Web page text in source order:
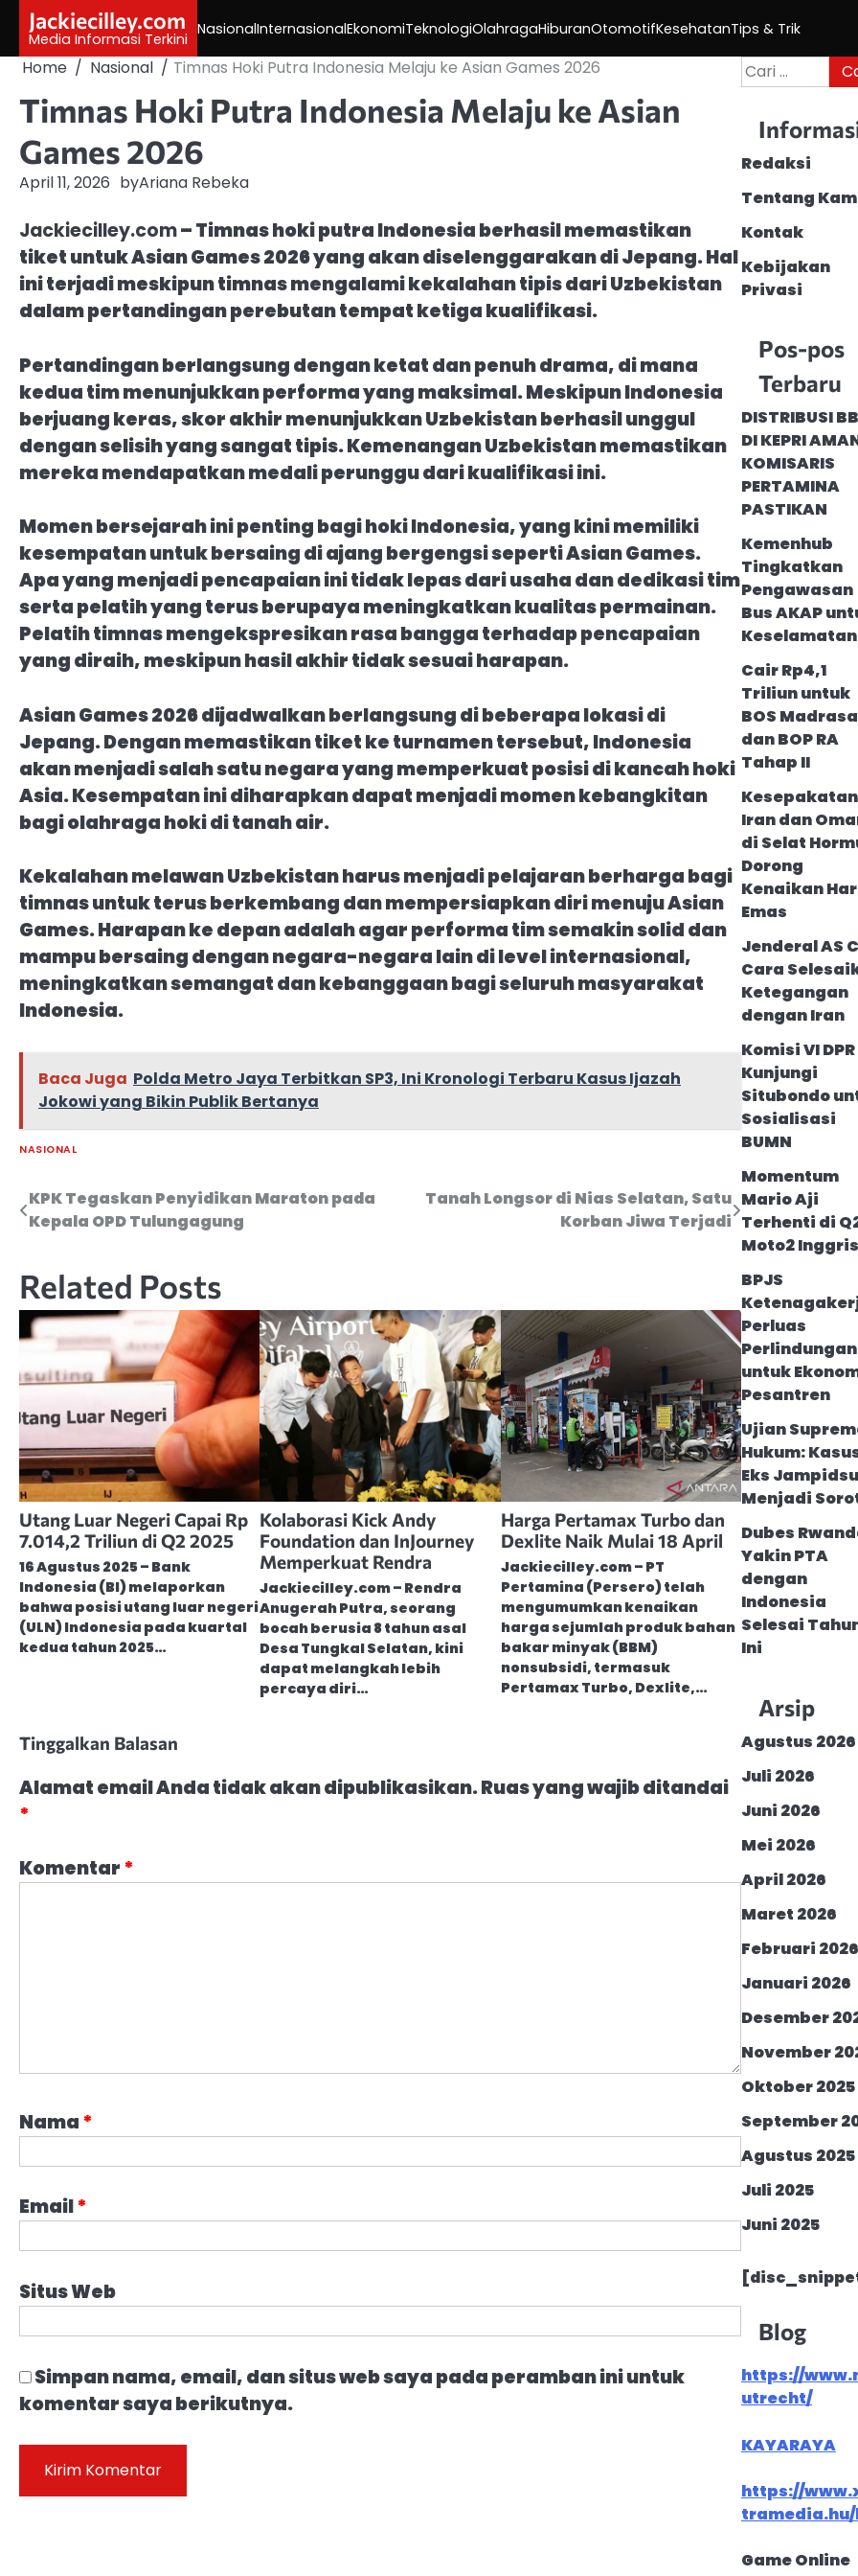
content
Jackiecilley.com
Media Informasi Terkini
NasionalInternasionalEkonomiTeknologiOlahragaHiburanOtomotifKesehatanTips & Trik
Home Nasional Timnas Hoki Putra Indonesia Melaju ke Asian Games 2026
Timnas Hoki Putra Indonesia Melaju ke Asian
Games 2026
April 11, 2026 byAriana Rebeka
Jackiecilley.com– Timnas hoki putra Indonesia berhasil memastikan
tiket untuk Asian Games 2026 yang akan diselenggarakan di Jepang. Hal
ini terjadi meskipun timnas mengalami kekalahan tipis dari Uzbekistan
dalam pertandingan perebutan tempat ketiga kualifikasi.
Pertandingan berlangsung dengan ketat dan penuh drama, di mana
kedua tim menunjukkan performa yang maksimal. Meskipun Indonesia
berjuang keras, skor akhir menunjukkan Uzbekistan berhasil unggul
dengan selisih yang sangat tipis. Kemenangan Uzbekistan memastikan
mereka mendapatkan medali perunggu dari kualifikasi ini.
Momen bersejarah ini penting bagi hoki Indonesia, yang kini memiliki
kesempatan untuk bersaing di ajang bergengsi seperti Asian Games.
Apa yang menjadi pencapaian ini tidak lepas dari usaha dan dedikasi tim
serta pelatih yang terus berupaya meningkatkan kualitas permainan.
Pelatih timnas mengekspresikan rasa bangga terhadap pencapaian
yang diraih, meskipun hasil akhir tidak sesuai harapan.
Asian Games 2026 dijadwalkan berlangsung di beberapa lokasi di
Jepang. Dengan memastikan tiket ke turnamen tersebut, Indonesia
akan menjadi salah satu negara yang memperkuat posisi di kancah hoki
Asia. Kesempatan ini diharapkan dapat menjadi momen kebangkitan
bagi olahraga hoki di tanah air.
Kekalahan melawan Uzbekistan harus menjadi pelajaran berharga bagi
timnas untuk terus berkembang dan mempersiapkan diri menuju Asian
Games. Harapan ke depan adalah agar performa tim semakin solid dan
mampu bersaing dengan negara-negara lain di level internasional,
meningkatkan semangat dan kebanggaan bagi seluruh masyarakat
Indonesia.
Baca Juga Polda Metro Jaya Terbitkan SP3, Ini Kronologi Terbaru Kasus Ijazah
Jokowi yang Bikin Publik Bertanya
NASIONAL
Navigasi
pos
KPK Tegaskan Penyidikan Maraton pada
Kepala OPD Tulungagung
Tanah Longsor di Nias Selatan, Satu
Korban Jiwa Terjadi
Related Posts
Utang Luar Negeri Capai Rp
7.014,2 Triliun di Q2 2025
16 Agustus 2025 – Bank
Indonesia (BI) melaporkan
bahwa posisi utang luar negeri
(ULN) Indonesia pada kuartal
kedua tahun 2025…
Kolaborasi Kick Andy
Foundation dan InJourney
Memperkuat Rendra
Jackiecilley.com – Rendra
Anugerah Putra, seorang
bocah berusia 8 tahun asal
Desa Tungkal Selatan, kini
dapat melangkah lebih
percaya diri…
Harga Pertamax Turbo dan
Dexlite Naik Mulai 18 April
Jackiecilley.com – PT
Pertamina (Persero) telah
mengumumkan kenaikan
harga sejumlah produk bahan
bakar minyak (BBM)
nonsubsidi, termasuk
Pertamax Turbo, Dexlite,…
Tinggalkan Balasan
Alamat email Anda tidak akan dipublikasikan.Ruas yang wajib ditandai
*
Komentar*
Nama*
Email*
Situs Web
Simpan nama, email, dan situs web saya pada peramban ini untuk
komentar saya berikutnya.
Cari
untuk:
Redaksi
Tentang
Kontak
Kebijakan
Privasi
Pos-pos
Terbaru
DISTRIBUSI
DI KEPRI
KOMISARIS
PERTAMINA
PASTIKAN
Kemenhub
Tingkatkan
Pengawasan
Bus AKAP
Keselamatan
Cair Rp4,1
Triliun untuk
BOS
dan BOP RA
Tahap II
Kesepakatan
Iran dan
di Selat
Dorong
Kenaikan
Emas
Jenderal AS
Cara
Ketegangan
dengan Iran
Komisi VI DPR
Kunjungi
Situbondo
Sosialisasi
BUMN
Momentum
Mario Aji
Terhenti di
Moto2 Inggris
BPJS
Perluas
Perlindungan
untuk
Pesantren
Ujian
Hukum:
Eks
Menjadi
Dubes
Yakin PTA
dengan
Indonesia
Selesai
Ini
Arsip
Agustus 2026
Juli 2026
Juni 2026
Mei 2026
April 2026
Maret 2026
Februari 2026
Januari 2026
Desember
November
Oktober 2025
September
Agustus 2025
Juli 2025
Juni 2025
Blog
https://
utrecht/
KAYARAYA
https://
Game Online